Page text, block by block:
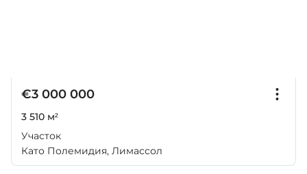
€3 000 000
3 510 м²
Участок
Като Полемидия, Лимассол